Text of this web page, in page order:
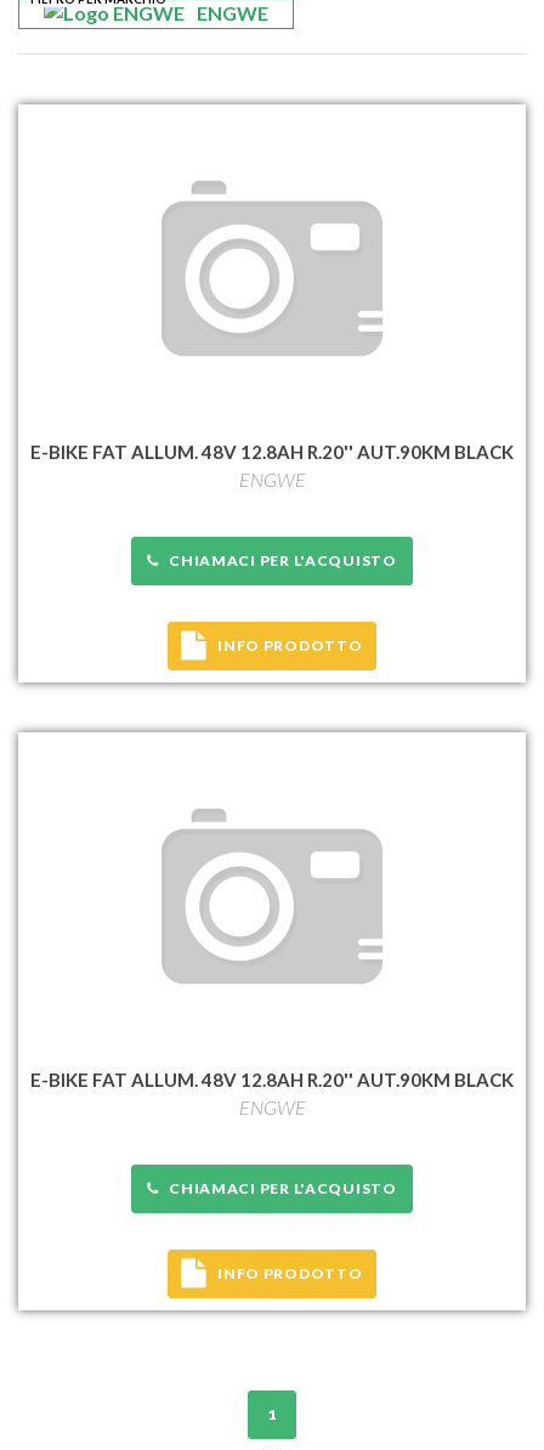
ENGWE
E-BIKE FAT ALLUM. 48V 12.8AH R.20'' AUT.90KM BLACK
ENGWE
CHIAMACI PER L'ACQUISTO
INFO PRODOTTO
E-BIKE FAT ALLUM. 48V 12.8AH R.20'' AUT.90KM BLACK
ENGWE
CHIAMACI PER L'ACQUISTO
INFO PRODOTTO
1